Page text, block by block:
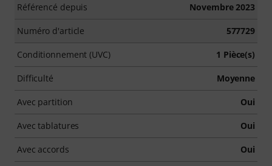
Référencé depuis Novembre 2023
Numéro d'article 577729
Conditionnement (UVC) 1 Pièce(s)
Difficulté Moyenne
Avec partition Oui
Avec tablatures Oui
Avec accords Oui